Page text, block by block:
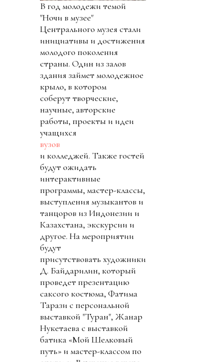
В год молодежи темой
"Ночи в музее"
Центрального музея стали
инициативы и достижения
молодого поколения
страны. Один из залов
здания займет молодежное
крыло, в котором
соберут творческие,
научные, авторские
работы, проекты и идеи
учащихся
вузов
и колледжей. Также гостей
будут ожидать
интерактивные
программы, мастер-классы,
выступления музыкантов и
танцоров из Индонезии и
Казахстана, экскурсии и
другое. На мероприятии
будут
присутствовать художники
Д. Байдарилин, который
проведет презентацию
саксого костюма, Фатима
Тарази с персональной
выставкой "Туран", Жанар
Нукетаева с выставкой
батика «Мой Шелковый
путь» и мастер-классом по